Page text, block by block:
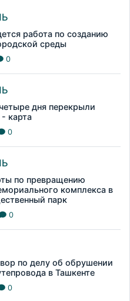
работа по созданию
среды
0
дня перекрыли
карта
0
по превращению
комплекса в
парк
0
по делу об обрушении
в Ташкенте
0